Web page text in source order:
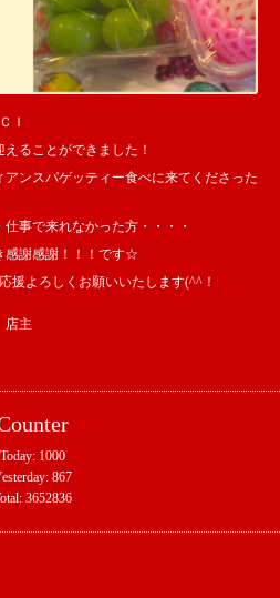
Ｉ
ることができました！
ンスパゲッティー食べに来てくださった
事で来れなかった方・・・・
感謝感謝！！！です☆
援よろしくお願いいたします(^^！
主
Today: 1000
867
3652836